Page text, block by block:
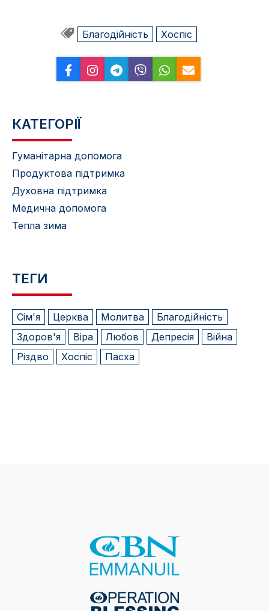
Благодійність Хоспіс
КАТЕГОРІЇ
Гуманітарна допомога
Продуктова підтримка
Духовна підтримка
Медична допомога
Тепла зима
ТЕГИ
Сім'я Церква Молитва
Благодійність
Здоров'я
Віра Любов Депресія
Війна
Різдво
Хоспіс Пасха